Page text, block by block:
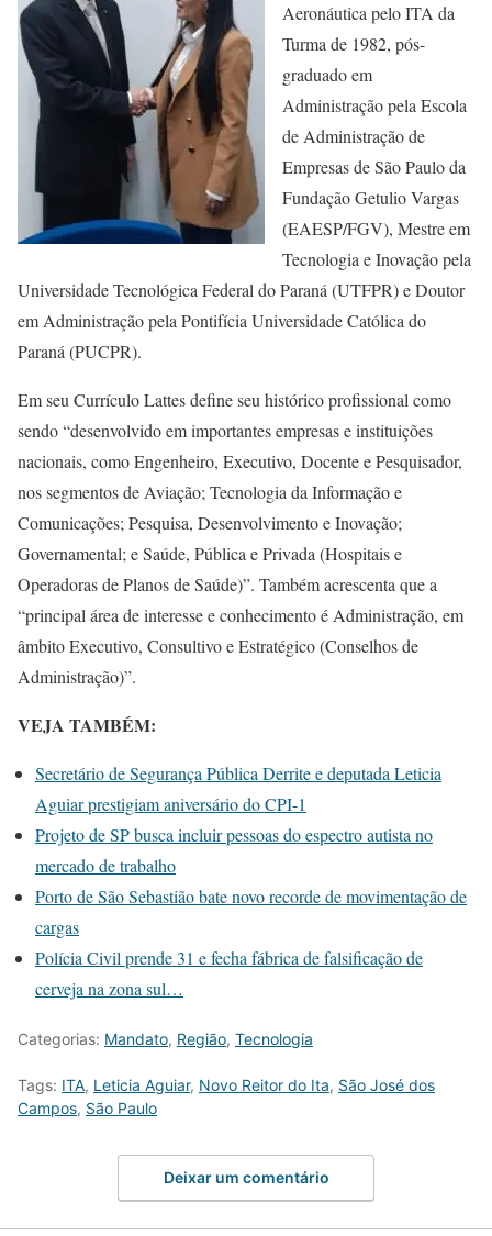
Aeronáutica pelo ITA da
Turma de 1982, pós-
graduado em
Administração pela Escola
de Administração de
Empresas de São Paulo da
Fundação Getulio Vargas
(EAESP/FGV), Mestre em
Tecnologia e Inovação pela
Universidade Tecnológica Federal do Paraná (UTFPR) e Doutor
em Administração pela Pontifícia Universidade Católica do
Paraná (PUCPR).
Em seu Currículo Lattes define seu histórico profissional como
sendo “desenvolvido em importantes empresas e instituições
nacionais, como Engenheiro, Executivo, Docente e Pesquisador,
nos segmentos de Aviação; Tecnologia da Informação e
Comunicações; Pesquisa, Desenvolvimento e Inovação;
Governamental; e Saúde, Pública e Privada (Hospitais e
Operadoras de Planos de Saúde)”. Também acrescenta que a
“principal área de interesse e conhecimento é Administração, em
âmbito Executivo, Consultivo e Estratégico (Conselhos de
Administração)”.
VEJA TAMBÉM:
Secretário de Segurança Pública Derrite e deputada Leticia
Aguiar prestigiam aniversário do CPI-1
Projeto de SP busca incluir pessoas do espectro autista no
mercado de trabalho
Porto de São Sebastião bate novo recorde de movimentação de
cargas
Polícia Civil prende 31 e fecha fábrica de falsificação de
cerveja na zona sul…
Categorias: Mandato, Região, Tecnologia
Tags: ITA, Leticia Aguiar, Novo Reitor do Ita, São José dos
Campos, São Paulo
Deixar um comentário